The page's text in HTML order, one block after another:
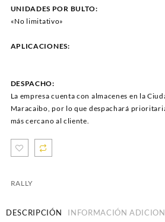
UNIDADES POR BULTO:
«No limitativo»
APLICACIONES:
DESPACHO:
La empresa cuenta con almacenes en la
Maracaibo, por lo que despachará
más cercano al cliente.
RALLY
DESCRIPCIÓN INFORMACIÓN